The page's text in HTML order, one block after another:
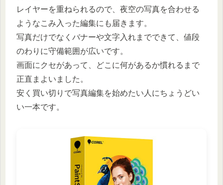
レイヤーを重ねられるので、夜空の写真を合わせる
ようなこみ入った編集にも届きます。
写真だけでなくバナーや文字入れまでできて、値段
のわりに守備範囲が広いです。
画面にクセがあって、どこに何があるか慣れるまで
正直まよいました。
安く買い切りで写真編集を始めたい人にちょうどい
い一本です。